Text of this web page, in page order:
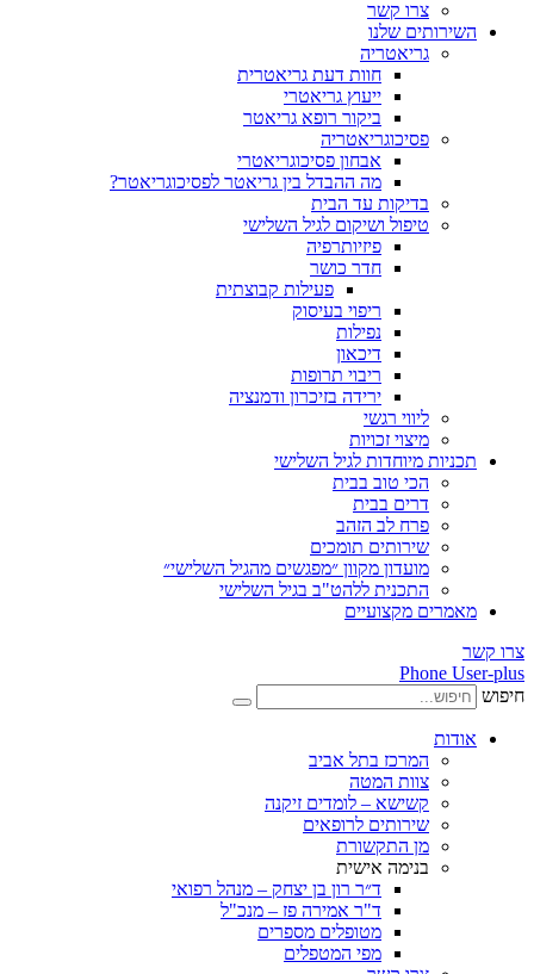
שלנו
גריאטריה
חוות דעת גריאטרית
ייעוץ גריאטרי
ביקור רופא גריאטר
פסיכוגריאטריה
אבחון פסיכוגריאטרי
מה ההבדל בין גריאטר לפסיכוגריאטר?
בדיקות עד הבית
טיפול ושיקום לגיל השלישי
פיזיותרפיה
חדר כושר
פעילות קבוצתית
ריפוי בעיסוק
ריבוי תרופות
ירידה בזיכרון ודמנציה
מיצוי זכויות
מיוחדות לגיל השלישי
הכי טוב בבית
דרים בבית
פרח לב הזהב
שירותים תומכים
מועדון מקוון ״מפגשים מהגיל השלישי״
התכנית ללהט"ב בגיל השלישי
מקצועיים
Phone
המרכז בתל אביב
צוות המטה
קשישא – לומדים זיקנה
שירותים לרופאים
מן התקשורת
בנימה אישית
ד״ר רון בן יצחק – מנהל רפואי
ד"ר אמירה פז – מנכ"ל
מטופלים מספרים
מפי המטפלים